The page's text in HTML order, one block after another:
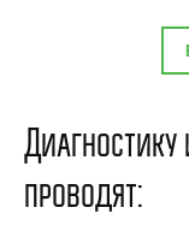
проводят: